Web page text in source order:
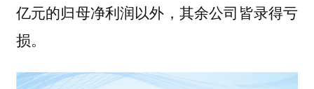
亿元的归母净利润以外，其余公司皆录得亏
损。